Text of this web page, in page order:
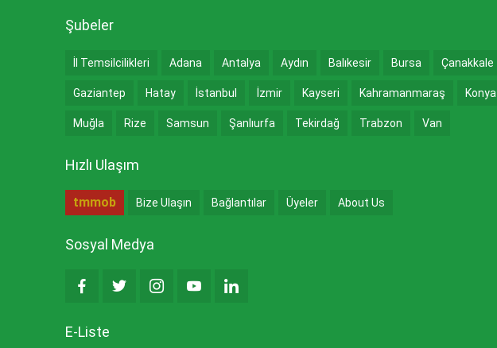
Şubeler
İl Temsilcilikleri Adana Antalya Aydın Balıkesir Bursa Çanakkale
Gaziantep Hatay İstanbul İzmir Kayseri Kahramanmaraş Konya
Muğla Rize Samsun Şanlıurfa Tekirdağ Trabzon Van
Hızlı Ulaşım
tmmob Bize Ulaşın Bağlantılar Üyeler About Us
Sosyal Medya
E-Liste